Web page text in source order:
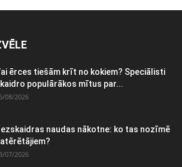
ērces tiešām krīt no kokiem? Speciālisti
populārākos mītus par...
08/2026
naudas nākotne: ko tas nozīmē
07/2026